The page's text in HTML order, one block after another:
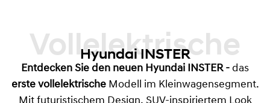
Vollelektrische
Hyundai INSTER
Entdecken Sie den neuen Hyundai INSTER- das
erste vollelektrischeModell im Kleinwagensegment.